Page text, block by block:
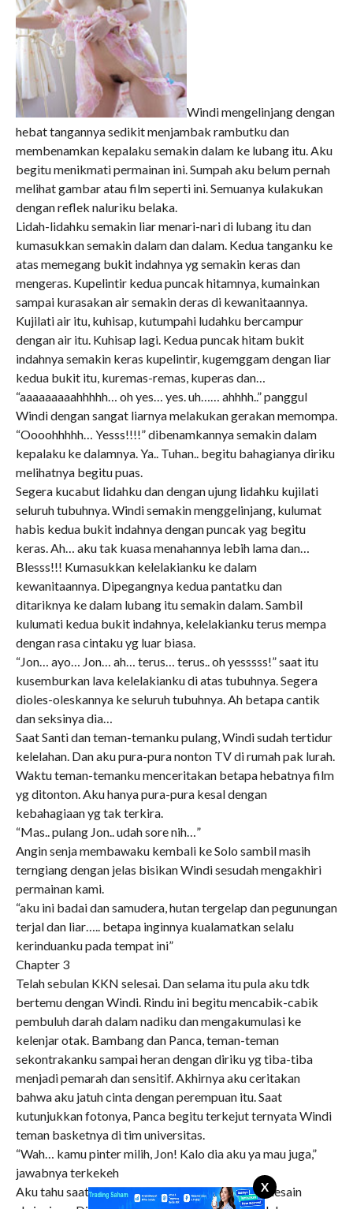
X
Windi mengelinjang dengan
hebat tangannya sedikit menjambak rambutku dan
membenamkan kepalaku semakin dalam ke lubang itu. Aku
begitu menikmati permainan ini. Sumpah aku belum pernah
melihat gambar atau film seperti ini. Semuanya kulakukan
dengan reflek naluriku belaka.
Lidah-lidahku semakin liar menari-nari di lubang itu dan
kumasukkan semakin dalam dan dalam. Kedua tanganku ke
atas memegang bukit indahnya yg semakin keras dan
mengeras. Kupelintir kedua puncak hitamnya, kumainkan
sampai kurasakan air semakin deras di kewanitaannya.
Kujilati air itu, kuhisap, kutumpahi ludahku bercampur
dengan air itu. Kuhisap lagi. Kedua puncak hitam bukit
indahnya semakin keras kupelintir, kugemggam dengan liar
kedua bukit itu, kuremas-remas, kuperas dan…
“aaaaaaaaahhhhh… oh yes… yes. uh…… ahhhh..” panggul
Windi dengan sangat liarnya melakukan gerakan memompa.
“Oooohhhhh… Yesss!!!!” dibenamkannya semakin dalam
kepalaku ke dalamnya. Ya.. Tuhan.. begitu bahagianya diriku
melihatnya begitu puas.
Segera kucabut lidahku dan dengan ujung lidahku kujilati
seluruh tubuhnya. Windi semakin menggelinjang, kulumat
habis kedua bukit indahnya dengan puncak yag begitu
keras. Ah… aku tak kuasa menahannya lebih lama dan…
Blesss!!! Kumasukkan kelelakianku ke dalam
kewanitaannya. Dipegangnya kedua pantatku dan
ditariknya ke dalam lubang itu semakin dalam. Sambil
kulumati kedua bukit indahnya, kelelakianku terus mempa
dengan rasa cintaku yg luar biasa.
“Jon… ayo… Jon… ah… terus… terus.. oh yesssss!” saat itu
kusemburkan lava kelelakianku di atas tubuhnya. Segera
dioles-oleskannya ke seluruh tubuhnya. Ah betapa cantik
dan seksinya dia…
Saat Santi dan teman-temanku pulang, Windi sudah tertidur
kelelahan. Dan aku pura-pura nonton TV di rumah pak lurah.
Waktu teman-temanku menceritakan betapa hebatnya film
yg ditonton. Aku hanya pura-pura kesal dengan
kebahagiaan yg tak terkira.
“Mas.. pulang Jon.. udah sore nih…”
Angin senja membawaku kembali ke Solo sambil masih
terngiang dengan jelas bisikan Windi sesudah mengakhiri
permainan kami.
“aku ini badai dan samudera, hutan tergelap dan pegunungan
terjal dan liar….. betapa inginnya kualamatkan selalu
kerinduanku pada tempat ini”
Chapter 3
Telah sebulan KKN selesai. Dan selama itu pula aku tdk
bertemu dengan Windi. Rindu ini begitu mencabik-cabik
pembuluh darah dalam nadiku dan mengakumulasi ke
kelenjar otak. Bambang dan Panca, teman-teman
sekontrakanku sampai heran dengan diriku yg tiba-tiba
menjadi pemarah dan sensitif. Akhirnya aku ceritakan
bahwa aku jatuh cinta dengan perempuan itu. Saat
kutunjukkan fotonya, Panca begitu terkejut ternyata Windi
teman basketnya di tim universitas.
“Wah… kamu pinter milih, Jon! Kalo dia aku ya mau juga,”
jawabnya terkekeh
Aku tahu saat ini pasti Windi sedang ngebut nyelesain